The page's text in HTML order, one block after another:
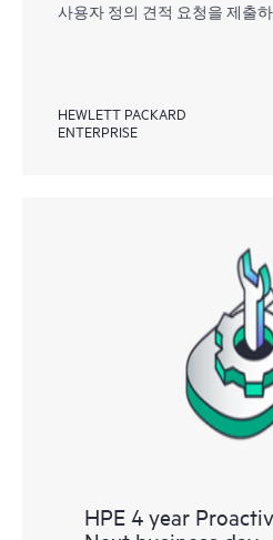
사용자 정의 견적 요청을 제출
HEWLETT PACKARD
ENTERPRISE
HPE 4 year